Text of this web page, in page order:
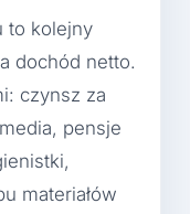
to kolejny
dochód netto.
czynsz za
pensje
materiałów